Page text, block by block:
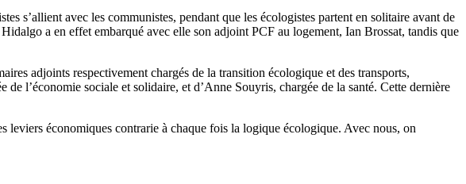
s’allient avec les communistes, pendant que les écologistes partent en solitaire avant de
a en effet embarqué avec elle son adjoint PCF au logement, Ian Brossat, tandis que
adjoints respectivement chargés de la transition écologique et des transports,
l’économie sociale et solidaire, et d’Anne Souyris, chargée de la santé. Cette dernière
économiques contrarie à chaque fois la logique écologique. Avec nous, on